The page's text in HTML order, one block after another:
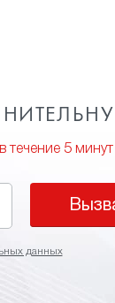
в течение 5 минут
данных